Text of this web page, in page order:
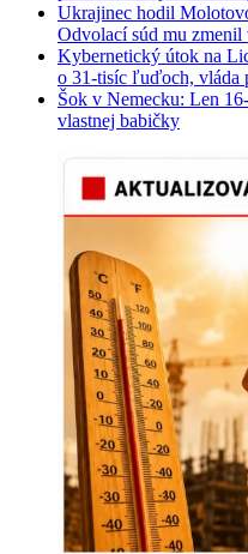
Ukrajinec hodil
Odvolací súd mu zmenil
Kybernetický útok na
o 31-tisíc ľuďoch, vláda
Šok v Nemecku: Len
vlastnej babičky